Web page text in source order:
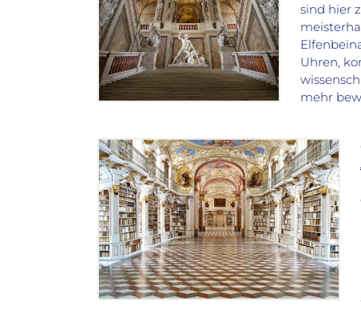
sind hier
Uhren,
mehr